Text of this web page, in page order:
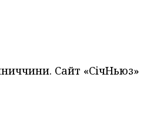
Сайт «СічНьюз»